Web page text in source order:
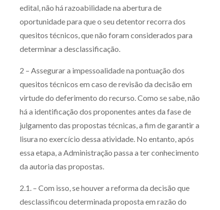
edital, não há razoabilidade na abertura de
oportunidade para que o seu detentor recorra dos
quesitos técnicos, que não foram considerados para
determinar a desclassificação.
2 – Assegurar a impessoalidade na pontuação dos
quesitos técnicos em caso de revisão da decisão em
virtude do deferimento do recurso. Como se sabe, não
há a identificação dos proponentes antes da fase de
julgamento das propostas técnicas, a fim de garantir a
lisura no exercício dessa atividade. No entanto, após
essa etapa, a Administração passa a ter conhecimento
da autoria das propostas.
2.1. – Com isso, se houver a reforma da decisão que
desclassificou determinada proposta em razão do